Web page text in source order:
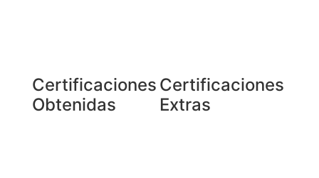
Certificaciones
Obtenidas
Certificaciones
Extras